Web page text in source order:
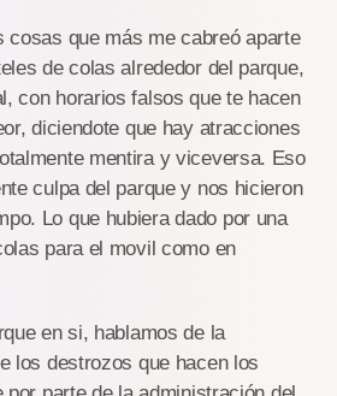
cosas que más me cabreó aparte
de colas alrededor del parque,
con horarios falsos que te hacen
diciendote que hay atracciones
mentira y viceversa. Eso
culpa del parque y nos hicieron
Lo que hubiera dado por una
para el movil como en
en si, hablamos de la
los destrozos que hacen los